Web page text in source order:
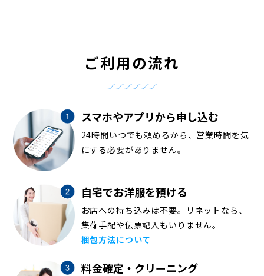
ご利用の流れ
スマホやアプリから申し込む
24時間いつでも頼めるから、営業時間を気
にする必要がありません。
自宅でお洋服を預ける
お店への持ち込みは不要。リネットなら、
集荷手配や伝票記入もいりません。
梱包方法について
料金確定・クリーニング